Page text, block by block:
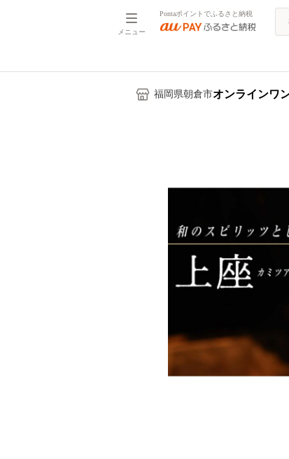
メニュー
Pontaポイントでふるさと納税
福岡県朝倉市オンラインワ